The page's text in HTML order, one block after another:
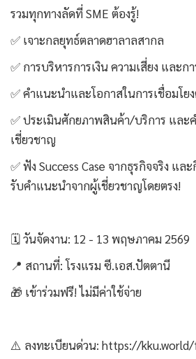
รวมทุกทางลัดที่ SME ต้องรู้!
✅ เจาะกลยุทธ์ตลาดฮาลาลสากล
✅ การบริหารการเงิน ความเสี่ยง และ
✅ คำแนะนำและโอกาสในการเชื่อมโย
✅ ประเมินศักยภาพสินค้า/บริการ และ
เชี่ยวชาญ
✅ ฟัง Success Case จากธุรกิจจริง แ
รับคำแนะนำจากผู้เชี่ยวชาญโดยตรง!
🗓 วันจัดงาน: 12 - 13 พฤษภาคม 2569
📍 สถานที่: โรงแรม ซี.เอส.ปัตตานี
🎁 เข้าร่วมฟรี! ไม่มีค่าใช้จ่าย
⚠️ ลงทะเบียนด่วน: https://